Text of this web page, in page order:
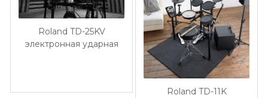
Roland TD-25KV
электронная ударная
Roland TD-11K